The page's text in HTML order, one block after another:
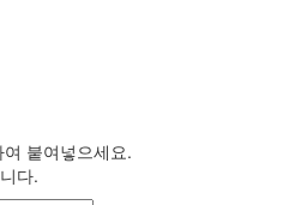
붙여넣으세요.
다.